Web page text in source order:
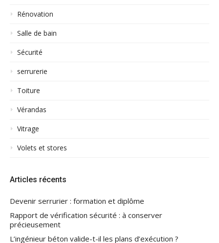
Rénovation
Salle de bain
Sécurité
serrurerie
Toiture
Vérandas
Vitrage
Volets et stores
Articles récents
Devenir serrurier : formation et diplôme
Rapport de vérification sécurité : à conserver
précieusement
L’ingénieur béton valide-t-il les plans d’exécution ?